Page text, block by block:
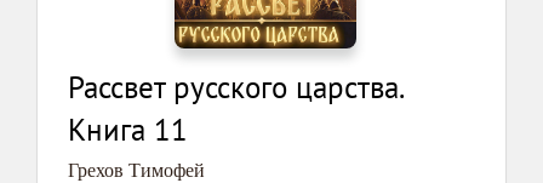
Рассвет русского царства.
Книга 11
Грехов Тимофей